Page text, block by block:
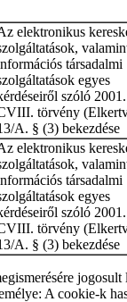
elektronikus
társadalmi
egyes
szóló 2001.
törvény
A. § (3) bekezdése
elektronikus
társadalmi
egyes
szóló 2001.
törvény
A. § (3) bekezdése
jogosult
A cookie-k